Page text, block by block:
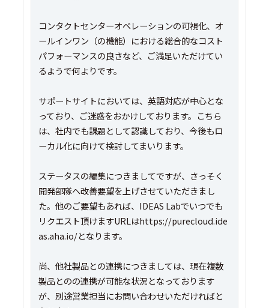
コンタクトセンターオペレーションの可視化、オ
ールインワン（の機能）における総合的なコスト
パフォーマンスの良さなど、ご満足いただけてい
るようで何よりです。
サポートサイトにおいては、英語対応が中心とな
っており、ご迷惑をおかけしております。こちら
は、社内でも課題として認識しており、今後もロ
ーカル化に向けて検討してまいります。
ステータスの編集につきましてですが、さっそく
開発部隊へ改善要望を上げさせていただきまし
た。他のご要望もあれば、IDEAS Labでいつでも
リクエスト頂けますURLはhttps://purecloud.ide
as.aha.io/となります。
尚、他社製品との連携につきましては、現在複数
製品とのの連携が可能な状況となっております
が、別途営業担当にお問い合わせいただければと